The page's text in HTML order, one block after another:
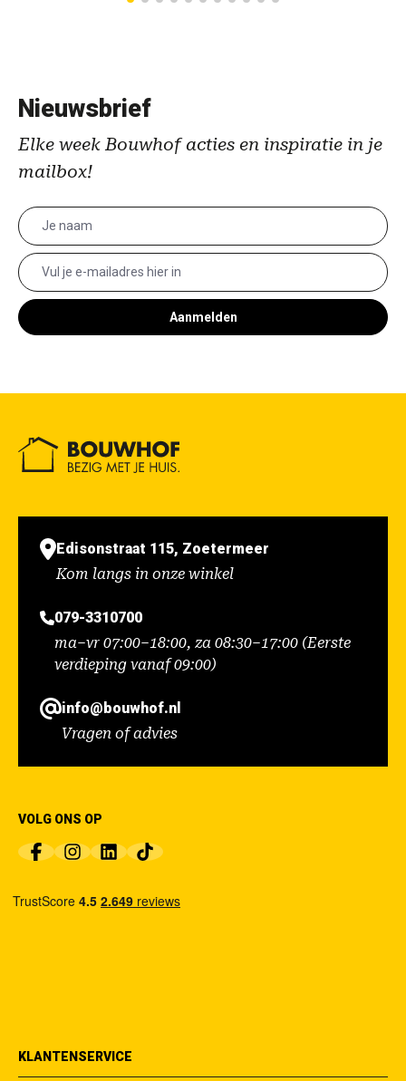
Nieuwsbrief
Elke week Bouwhof acties en inspiratie in je
mailbox!
Aanmelden
Edisonstraat 115, Zoetermeer
Kom langs in onze winkel
079-3310700
ma–vr 07:00–18:00, za 08:30–17:00 (Eerste
verdieping vanaf 09:00)
info@bouwhof.nl
Vragen of advies
VOLG ONS OP
KLANTENSERVICE